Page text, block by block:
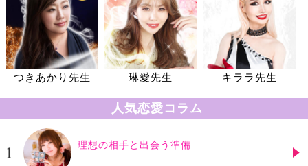
つきあかり先生 琳愛先生 キララ先生
人気恋愛コラム
理想の相手と出会う準備